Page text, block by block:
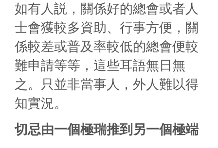
如有人説，關係好的總會或者人
士會獲較多資助、行事方便，關
係較差或普及率較低的總會便較
難申請等等，這些耳語無日無
之。只並非當事人，外人難以得
知實況。
切忌由一個極瑞推到另一個極端